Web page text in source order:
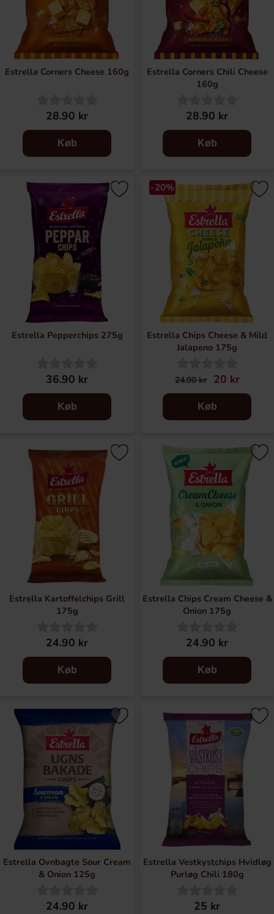
Estrella Corners Cheese 160g
28.90 kr
Køb
Estrella Corners Chili Cheese
160g
28.90 kr
Køb
Estrella Pepperchips 275g
36.90 kr
Køb
-20%
Estrella Chips Cheese & Mild
Jalapeno 175g
24.90 kr 20 kr
Køb
Estrella Kartoffelchips Grill
175g
24.90 kr
Køb
Estrella Chips Cream Cheese &
Onion 175g
24.90 kr
Køb
Estrella Ovnbagte Sour Cream
& Onion 125g
24.90 kr
Estrella Vestkystchips Hvidløg
Purløg Chili 180g
25 kr